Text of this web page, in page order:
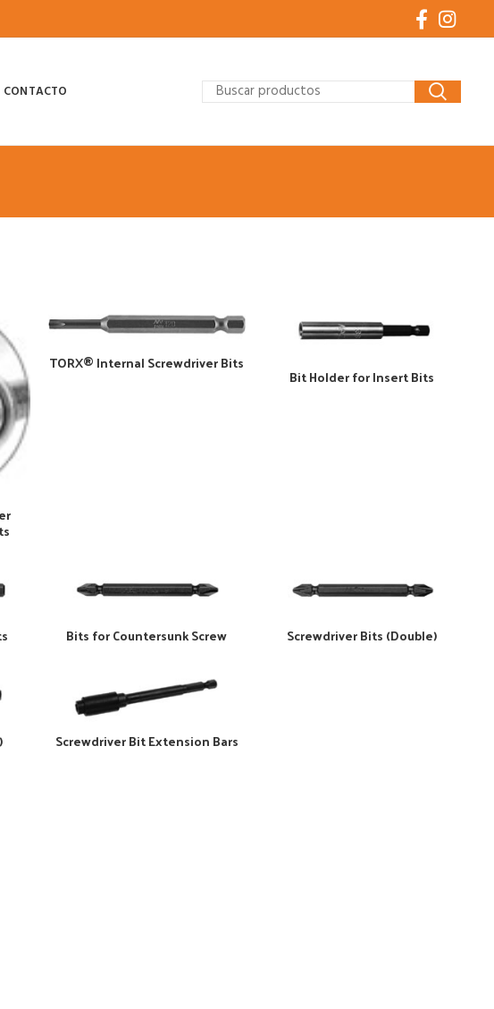
CONTACTO
TORX® Internal Screwdriver Bits
Bit Holder for Insert Bits
Bits for Countersunk Screw Screwdriver Bits (Double)
Screwdriver Bit Extension Bars